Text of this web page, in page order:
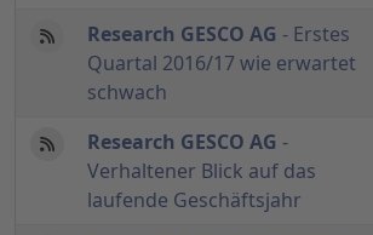
Research GESCO AG - Erstes
Quartal 2016/17 wie erwartet
schwach
Research GESCO AG -
Verhaltener Blick auf das
laufende Geschäftsjahr